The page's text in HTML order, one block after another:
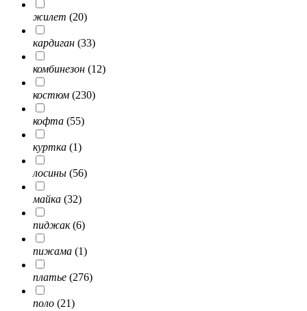
жилет (20)
кардиган (33)
комбинезон (12)
костюм (230)
кофта (55)
куртка (1)
лосины (56)
майка (32)
пиджак(6)
пижама (1)
платье (276)
поло (21)